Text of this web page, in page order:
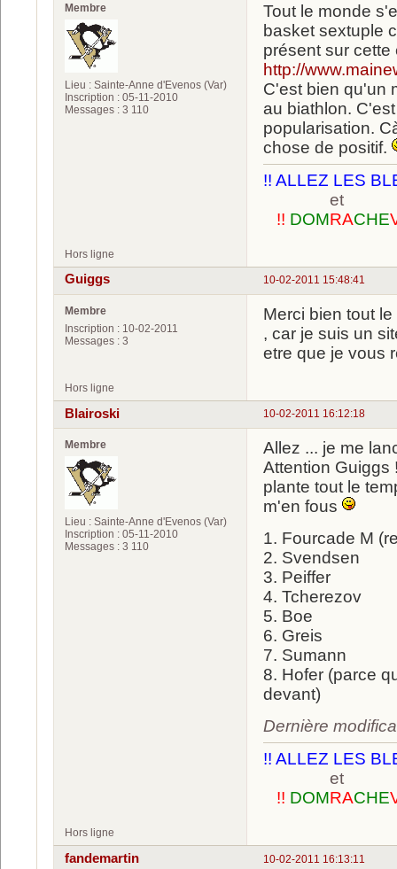
Membre
Lieu : Sainte-Anne d'Evenos (Var)
Inscription : 05-11-2010
Messages : 3 110
Tout le monde
basket sextuple
présent sur
http://
C'est bien qu'un
au biathlon.
popularisation.
chose de positif.
!! ALLEZ LES
et
!! DOMRACHE
Hors ligne
10-02-2011 15:48:41
Guiggs
Membre
Inscription : 10-02-2011
Messages : 3
Merci bien tout
, car je suis un
etre que je vous
Hors ligne
10-02-2011 16:12:18
Blairoski
Membre
Lieu : Sainte-Anne d'Evenos (Var)
Inscription : 05-11-2010
Messages : 3 110
Allez ... je me
Attention Guiggs
plante tout le
m'en fous
1. Fourcade M
2. Svendsen
3. Peiffer
4. Tcherezov
5. Boe
6. Greis
7. Sumann
8. Hofer (parce
devant)
Dernière
!! ALLEZ LES
et
!! DOMRACHE
Hors ligne
10-02-2011 16:13:11
fandemartin